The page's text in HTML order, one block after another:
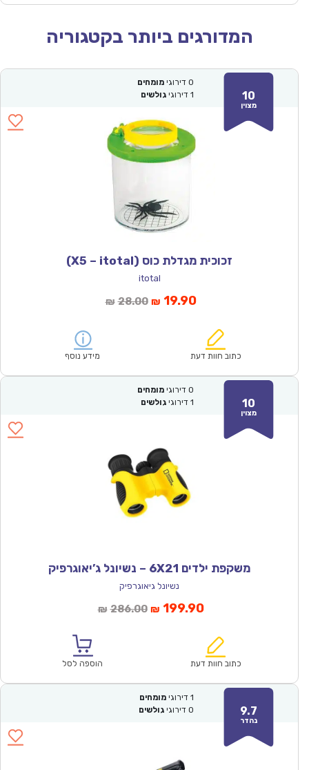
המדורגים ביותר בקטגוריה
10
מצוין
0 דירוגי מומחים
1 דירוגי גולשים
זכוכית מגדלת כוס (X5 – itotal)
itotal
₪ 28.00המחיר
₪28.00.
₪ 19.90המחיר
הוא:
₪19.90.כתוב חוות דעת מידע נוסף
10
מצוין
0 דירוגי מומחים
1 דירוגי גולשים
משקפת ילדים 6X21 – נשיונל ג’יאוגרפיק
נשיונל גיאוגרפיק
₪ 286.00המחיר
₪286.00.
₪ 199.90המחיר
הוא:
כתוב חוות דעת הוספה לסל
9.7
נהדר
1 דירוגי מומחים
0 דירוגי גולשים